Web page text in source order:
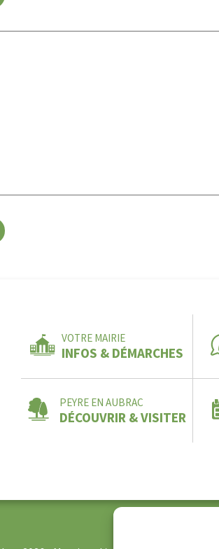
VOTRE MAIRIE
INFOS & DÉMARCHES
PEYRE EN AUBRAC
DÉCOUVRIR & VISITER